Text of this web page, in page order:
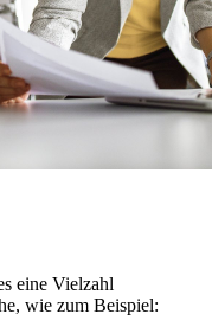
eine Vielzahl
wie zum Beispiel: